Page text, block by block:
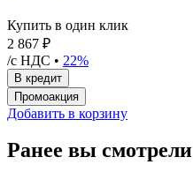
Купить в один клик
2 867 ₽
/с НДС • 22%
Добавить в корзину
Ранее вы смотрели